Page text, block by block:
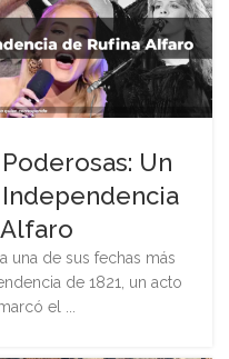
Un
una de sus fechas más
de 1821, un acto
el ...